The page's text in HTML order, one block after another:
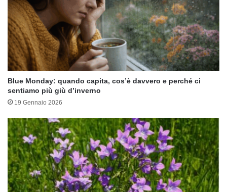
Blue Monday: quando capita, cos’è davvero e perché ci
sentiamo più giù d’inverno
19 Gennaio 2026